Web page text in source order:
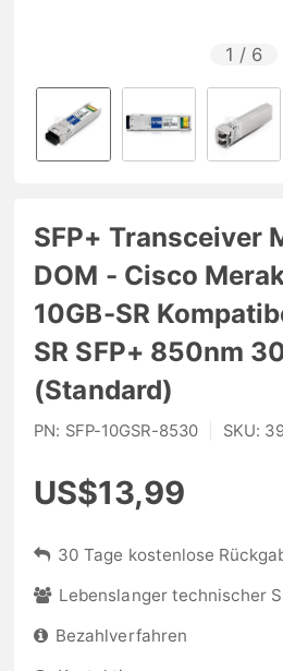
1 / 6
SFP+ Transceiver
DOM - Cisco
10GB-SR
SR SFP+ 850nm
(Standard)
PN: SFP-10GSR-8530 SKU:
US$13,99
30 Tage kostenlose
Lebenslanger technischer
Bezahlverfahren